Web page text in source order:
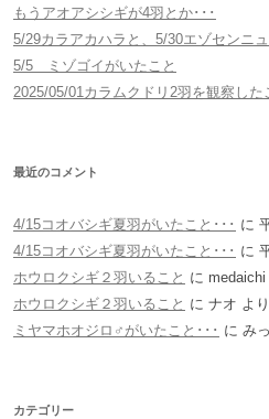
もうアオアシシギが4羽とか･･･
5/29カラアカハラと、5/30エゾセンニ
5/5 ミゾゴイがいたこと
2025/05/01カラムクドリ2羽を観察した
最近のコメント
4/15コオバシギ夏羽がいたこと･･･ に
4/15コオバシギ夏羽がいたこと･･･ に
ホウロクシギ２羽いること に medaichi
ホウロクシギ２羽いること に ナオ より
ミヤマホオジロ♂がいたこと･･･ に み
カテゴリー